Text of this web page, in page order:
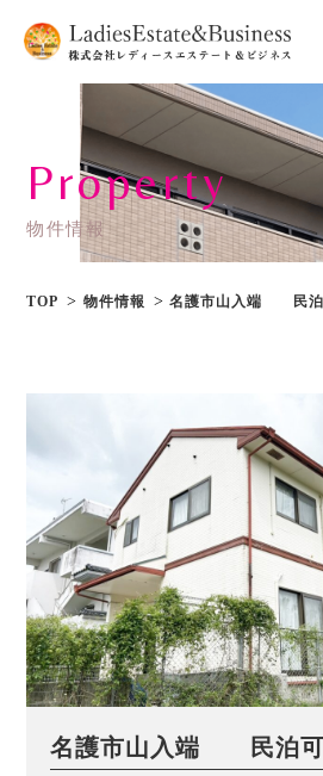
Property
物件情報
TOP 物件情報 名護市山入端 民泊
名護市山入端 民泊